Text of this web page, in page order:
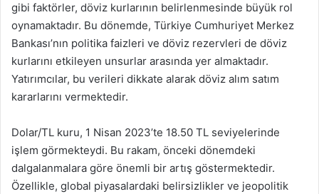
gibi faktörler, döviz kurlarının belirlenmesinde büyük rol
oynamaktadır. Bu dönemde, Türkiye Cumhuriyet Merkez
Bankası’nın politika faizleri ve döviz rezervleri de döviz
kurlarını etkileyen unsurlar arasında yer almaktadır.
Yatırımcılar, bu verileri dikkate alarak döviz alım satım
kararlarını vermektedir.
Dolar/TL kuru, 1 Nisan 2023’te 18.50 TL seviyelerinde
işlem görmekteydi. Bu rakam, önceki dönemdeki
dalgalanmalara göre önemli bir artış göstermektedir.
Özellikle, global piyasalardaki belirsizlikler ve jeopolitik